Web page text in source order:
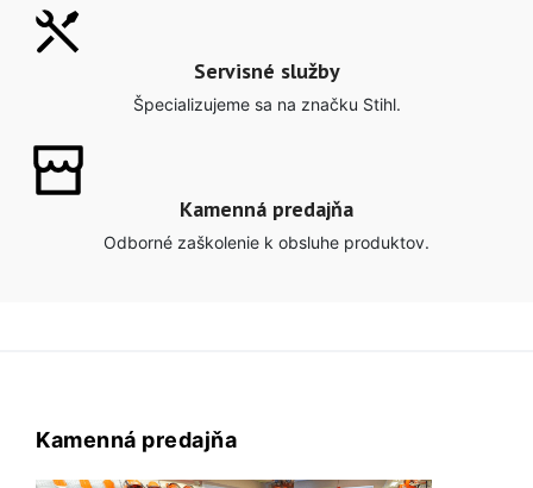
Servisné služby
Špecializujeme sa na značku Stihl.
Kamenná predajňa
Odborné zaškolenie k obsluhe produktov.
Kamenná predajňa